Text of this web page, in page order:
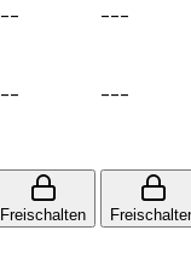
-- ---
-- ---
Freischalten